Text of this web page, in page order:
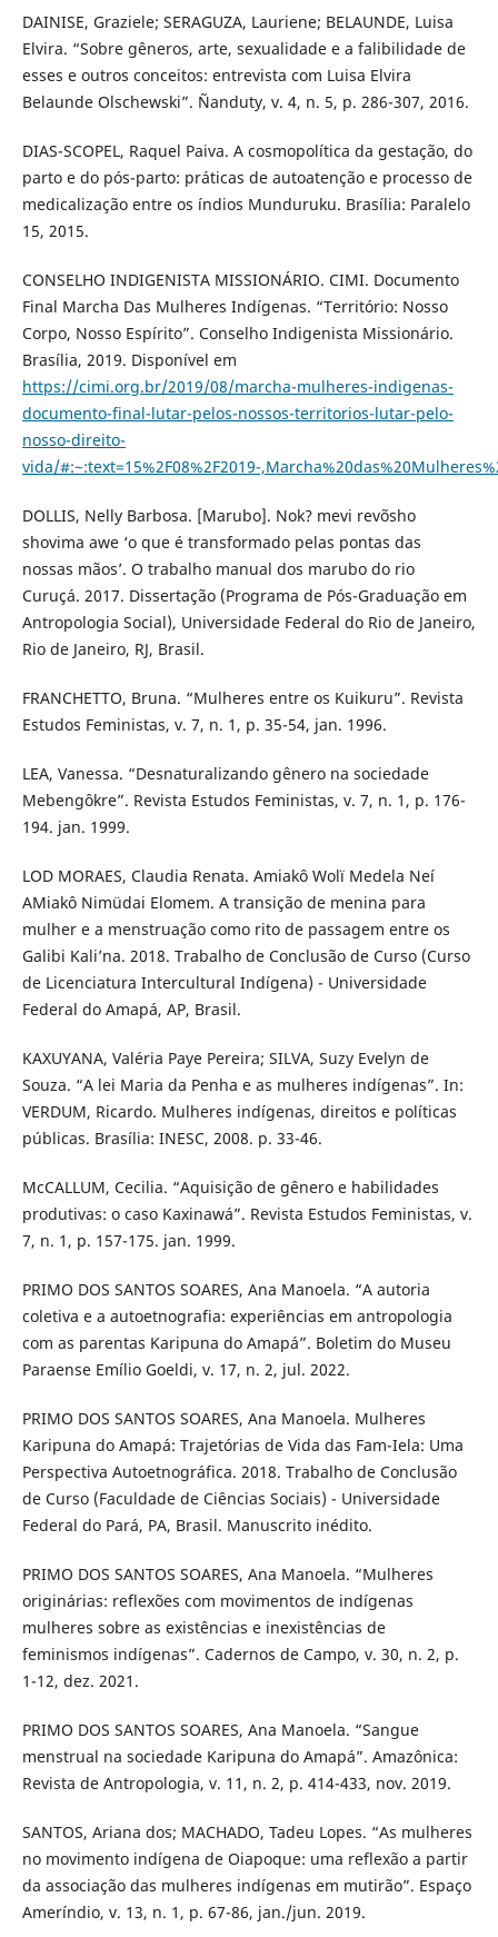
DAINISE, Graziele; SERAGUZA, Lauriene; BELAUNDE, Luisa
Elvira. “Sobre gêneros, arte, sexualidade e a falibilidade de
esses e outros conceitos: entrevista com Luisa Elvira
Belaunde Olschewski”. Ñanduty, v. 4, n. 5, p. 286-307, 2016.
DIAS-SCOPEL, Raquel Paiva. A cosmopolítica da gestação, do
parto e do pós-parto: práticas de autoatenção e processo de
medicalização entre os índios Munduruku. Brasília: Paralelo
15, 2015.
CONSELHO INDIGENISTA MISSIONÁRIO. CIMI. Documento
Final Marcha Das Mulheres Indígenas. “Território: Nosso
Corpo, Nosso Espírito”. Conselho Indigenista Missionário.
Brasília, 2019. Disponível em
https://cimi.org.br/2019/08/marcha-mulheres-indigenas-
documento-final-lutar-pelos-nossos-territorios-lutar-pelo-
nosso-direito-
vida/#:~:text=15%2F08%2F2019-
DOLLIS, Nelly Barbosa. [Marubo]. Nok? mevi revõsho
shovima awe ‘o que é transformado pelas pontas das
nossas mãos’. O trabalho manual dos marubo do rio
Curuçá. 2017. Dissertação (Programa de Pós-Graduação em
Antropologia Social), Universidade Federal do Rio de Janeiro,
Rio de Janeiro, RJ, Brasil.
FRANCHETTO, Bruna. “Mulheres entre os Kuikuru”. Revista
Estudos Feministas, v. 7, n. 1, p. 35-54, jan. 1996.
LEA, Vanessa. “Desnaturalizando gênero na sociedade
Mebengôkre”. Revista Estudos Feministas, v. 7, n. 1, p. 176-
194. jan. 1999.
LOD MORAES, Claudia Renata. Amiakô Wolï Medela Neí
AMiakô Nimüdai Elomem. A transição de menina para
mulher e a menstruação como rito de passagem entre os
Galibi Kali’na. 2018. Trabalho de Conclusão de Curso (Curso
de Licenciatura Intercultural Indígena) - Universidade
Federal do Amapá, AP, Brasil.
KAXUYANA, Valéria Paye Pereira; SILVA, Suzy Evelyn de
Souza. “A lei Maria da Penha e as mulheres indígenas”. In:
VERDUM, Ricardo. Mulheres indígenas, direitos e políticas
públicas. Brasília: INESC, 2008. p. 33-46.
McCALLUM, Cecilia. “Aquisição de gênero e habilidades
produtivas: o caso Kaxinawá”. Revista Estudos Feministas, v.
7, n. 1, p. 157-175. jan. 1999.
PRIMO DOS SANTOS SOARES, Ana Manoela. “A autoria
coletiva e a autoetnografia: experiências em antropologia
com as parentas Karipuna do Amapá”. Boletim do Museu
Paraense Emílio Goeldi, v. 17, n. 2, jul. 2022.
PRIMO DOS SANTOS SOARES, Ana Manoela. Mulheres
Karipuna do Amapá: Trajetórias de Vida das Fam-Iela: Uma
Perspectiva Autoetnográfica. 2018. Trabalho de Conclusão
de Curso (Faculdade de Ciências Sociais) - Universidade
Federal do Pará, PA, Brasil. Manuscrito inédito.
PRIMO DOS SANTOS SOARES, Ana Manoela. “Mulheres
originárias: reflexões com movimentos de indígenas
mulheres sobre as existências e inexistências de
feminismos indígenas”. Cadernos de Campo, v. 30, n. 2, p.
1-12, dez. 2021.
PRIMO DOS SANTOS SOARES, Ana Manoela. “Sangue
menstrual na sociedade Karipuna do Amapá”. Amazônica:
Revista de Antropologia, v. 11, n. 2, p. 414-433, nov. 2019.
SANTOS, Ariana dos; MACHADO, Tadeu Lopes. “As mulheres
no movimento indígena de Oiapoque: uma reflexão a partir
da associação das mulheres indígenas em mutirão”. Espaço
Ameríndio, v. 13, n. 1, p. 67-86, jan./jun. 2019.